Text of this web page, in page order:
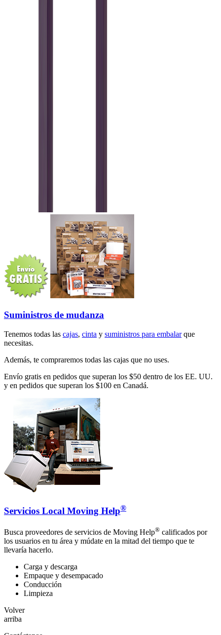
Suministros de mudanza
Tenemos todas las cajas, cinta y suministros para embalarque
necesitas.
Además, te compraremos todas las cajas que no uses.
Envío gratis en pedidos que superan los $50 dentro de los EE. UU.
y en pedidos que superan los $100 en Canadá.
Servicios Local Moving Help®
Busca proveedores de servicios de Moving Help® calificados por
los usuarios en tu área y múdate en la mitad del tiempo que te
llevaría hacerlo.
Carga y descarga
Empaque y desempacado
Conducción
Limpieza
Volver
arriba